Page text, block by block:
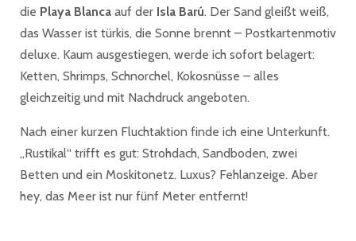
die Playa Blanca auf der Isla Barú. Der Sand gleißt weiß,
das Wasser ist türkis, die Sonne brennt – Postkartenmotiv
deluxe. Kaum ausgestiegen, werde ich sofort belagert:
Ketten, Shrimps, Schnorchel, Kokosnüsse – alles
gleichzeitig und mit Nachdruck angeboten.
Nach einer kurzen Fluchtaktion finde ich eine Unterkunft.
„Rustikal“ trifft es gut: Strohdach, Sandboden, zwei
Betten und ein Moskitonetz. Luxus? Fehlanzeige. Aber
hey, das Meer ist nur fünf Meter entfernt!